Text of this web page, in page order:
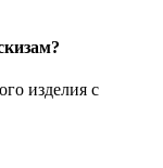
изделия с